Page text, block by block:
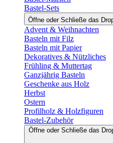
Bastel-Sets
Öffne oder Schließe das
Advent & Weihnachten
Basteln mit Filz
Basteln mit Papier
Dekoratives & Nützliches
Frühling & Muttertag
Ganzjährig Basteln
Geschenke aus Holz
Herbst
Ostern
Profilholz & Holzfiguren
Bastel-Zubehör
Öffne oder Schließe das